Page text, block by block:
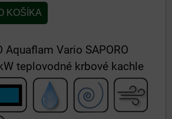
KOŠÍKA
Aquaflam Vario SAPORO
teplovodné krbové kachle